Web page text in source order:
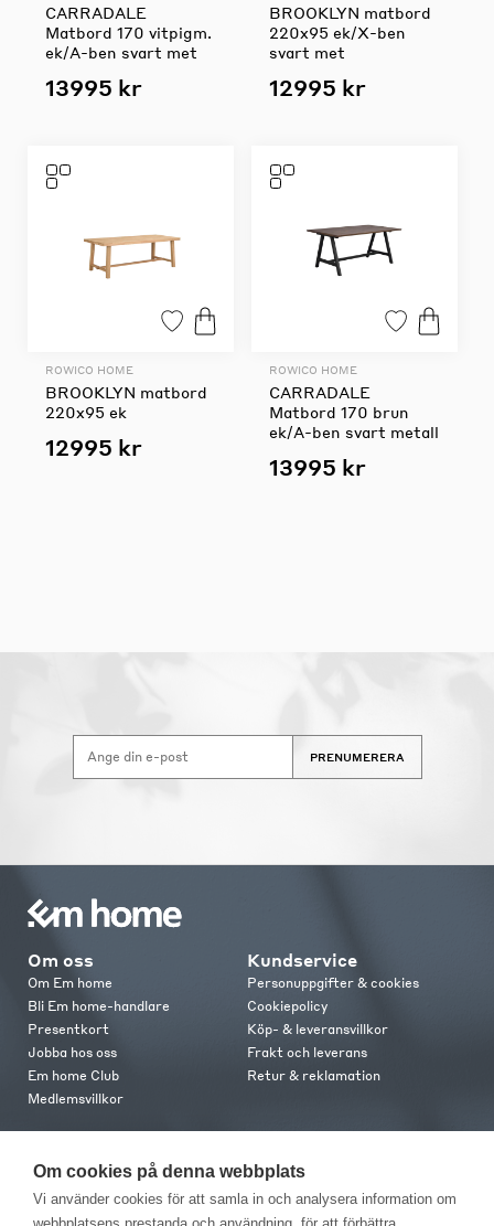
CARRADALE
Matbord 170 vitpigm.
ek/A-ben svart met
13995 kr
BROOKLYN matbord
220x95 ek/X-ben
svart met
12995 kr
ROWICO HOME
BROOKLYN matbord
220x95 ek
12995 kr
ROWICO HOME
CARRADALE
Matbord 170 brun
ek/A-ben svart metall
13995 kr
PRENUMERERA
Om oss
Om Em home
Bli Em home-handlare
Presentkort
Jobba hos oss
Em home Club
Medlemsvillkor
Kundservice
Personuppgifter & cookies
Cookiepolicy
Köp- & leveransvillkor
Frakt och leverans
Retur & reklamation
Kontakta oss
Butiker
Om cookies på denna webbplats
Vi använder cookies för att samla in och analysera information om